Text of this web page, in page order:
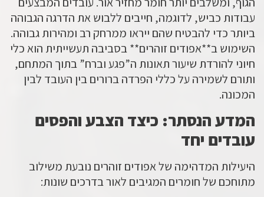
עבודות כביש, לדוגמה, חייבים ללבוש את הדרגה הגבוהה
ביותר כדי להבטיח שהם ייראו ממרחק רב ומהירות גבוהה.
השימוש ב**אפודים זוהרים** בסביבה תעשייתית הוא כלי
חיוני להורדת שיעור תאונות ה”פגע וברח” בתוך המתחם,
ותורם לשמירה על כללי הפרדה ברורים בין העובד לבין
המכונה.
המדע הנסתר: כיצד הצבע והפסים
עובדים יחד
היעילות המדהימה שלאפודים זוהרים נובעת משילוב
מתוחכם של חומרים המגיבים לאור בדרכים שונות: